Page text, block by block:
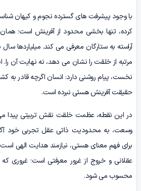
با وجود پیشرفت های گسترده نجوم و کیهان
کرده، تنها بخشی محدود از آفرینش است؛ همان
آراسته به ستارگان معرفی می کند. میلیاردها سال
مرتبه از خلقت را نشان می دهد، نه نهایت آن را.
نخست، پیام روشنی دارد: انسان اگرچه قادر به
حقیقت آفرینش هستی نبرده است.
در این نقطه، عظمت خلقت نقش تربیتی پیدا
وسعت، به محدودیت ذاتی عقل تجربی خود
برای فهم معنای هستی، نیازمند هدایت الهی
عقلانی و خروج از غرور معرفتی است؛ غروری
محسوب می شود.